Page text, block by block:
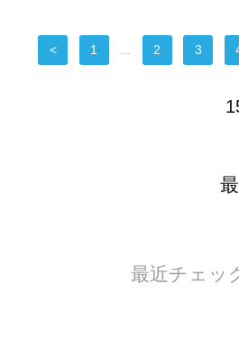
< 1 ... 2 3
最近チェッ